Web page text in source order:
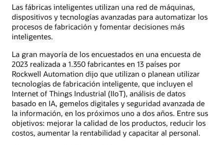
Las fábricas inteligentes utilizan una red de máquinas,
dispositivos y tecnologías avanzadas para automatizar los
procesos de fabricación y fomentar decisiones más
inteligentes.
La gran mayoría de los encuestados en una encuesta de
2023 realizada a 1.350 fabricantes en 13 países por
Rockwell Automation dijo que utilizan o planean utilizar
tecnologías de fabricación inteligente, que incluyen el
Internet of Things Industrial (IIoT), análisis de datos
basado en IA, gemelos digitales y seguridad avanzada de
la información, en los próximos uno a dos años. Entre sus
objetivos: mejorar la calidad de los productos, reducir los
costos, aumentar la rentabilidad y capacitar al personal.